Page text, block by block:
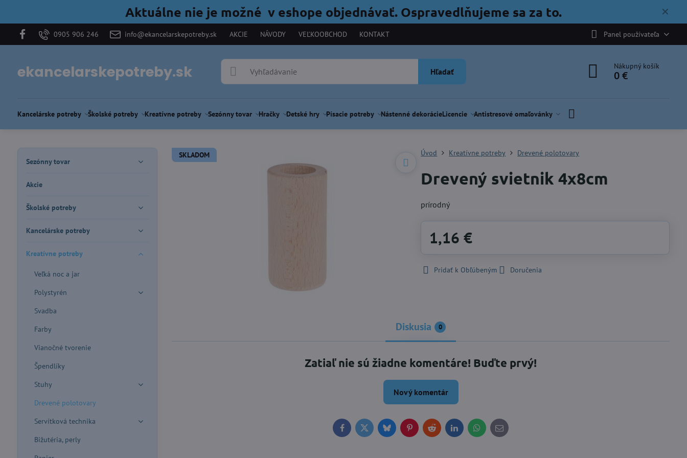
✕
Aktuálne nie je možné v eshope objednávať. Ospravedlňujeme sa za to.
0905 906 246 info@ekancelarskepotreby.sk AKCIE NÁVODY VEĽKOOBCHOD KONTAKT Panel používateľa
ekancelarskepotreby.sk Hľadať
Nákupný košík
0 €
Kancelárske potreby Školské potreby Kreatívne potreby Sezónny tovar Hračky Detské hry Písacie potreby Nástenné dekorácieLicencie Antistresové omaľovánky
SKLADOM Úvod Kreatívne potreby Drevené polotovary
Drevený svietnik 4x8cm
prírodný
1,16 €
Pridať k Obľúbeným Doručenia
Diskusia 0
Zatiaľ nie sú žiadne komentáre! Buďte prvý!
Nový komentár
FacebookTwitterBlueskyPinterestRedditLinkedInWhatsApp
E-
mail
Sezónny tovar
Akcie
Školské potreby
Kancelárske potreby
Kreatívne potreby
Veľká noc a jar
Polystyrén
Svadba
Farby
Vianočné tvorenie
Špendlíky
Stuhy
Drevené polotovary
Servítková technika
Bižutéria, perly